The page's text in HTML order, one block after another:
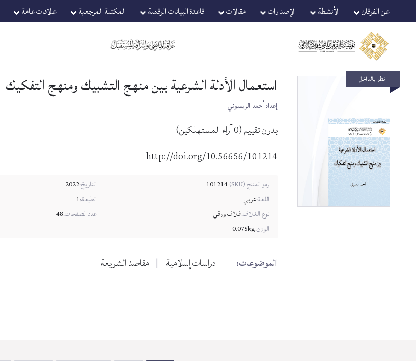
to
content
to
navigation
عن الفرقان الأنشطة الإصدارات مقالات قاعدة البيانات الرقمية المكتبة المرجعية علاقات عامة
انظر بالداخل استعمال الأدلة الشرعية بين منهج التشبيك ومنهج التفكيك
إعداد أحمد الريسوني
بدون تقييم(
0آراء المستهلكين)
http://doi.org/10.56656/101214
رمز المنتج (SKU) 101214 التاريخ:2022
اللغة:عربي الطبعة:1
نوع الغلاف:غلاف ورقي عدد الصفحات:48
الوزن:0.075kg
الموضوعات: دراسات إسلامية مقاصد الشريعة
كمية
الأدلة
المشاركةالمشاركة
البريد